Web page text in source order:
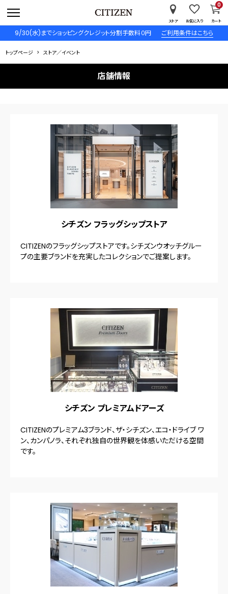
9/30(水)までショッピングクレジット分割手数料０円 ご利用条件はこちら
ストア お気に入り カート
0
トップページ ストア／イベント
店舗情報
シチズン フラッグシップストア
CITIZENのフラッグシップストアです。シチズンウオッチグルー
プの主要ブランドを充実したコレクションでご提案します。
シチズン プレミアムドアーズ
CITIZENのプレミアム3ブランド、ザ・シチズン、エコ・ドライブ ワ
ン、カンパノラ、それぞれ独自の世界観を体感いただける空間
です。